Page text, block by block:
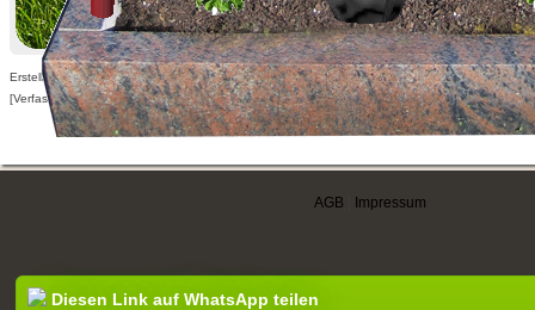
Erstellt am 21.12.2009,
[Verfasser nur für angemeldete Benutzer sichtbar]
AGB Impressum
Diesen Link auf WhatsApp teilen